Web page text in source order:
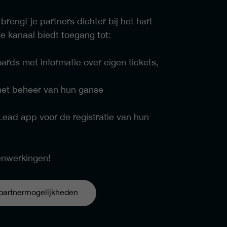
je partners dichter bij het hart
kanaal biedt toegang tot:
met informatie over eigen tickets,
beheer van hun ganse
app voor de registratie van hun